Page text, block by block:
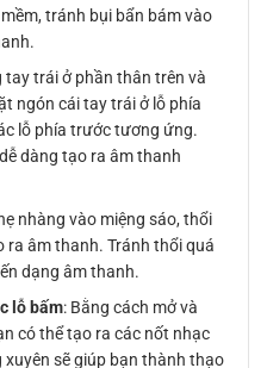
tránh bụi bẩn bám vào
tay trái ở phần thân trên và
ngón cái tay trái ở lỗ phía
lỗ phía trước tương ứng.
dàng tạo ra âm thanh
nhàng vào miệng sáo, thổi
ra âm thanh. Tránh thổi quá
dạng âm thanh.
lỗ bấm: Bằng cách mở và
có thể tạo ra các nốt nhạc
sẽ giúp bạn thành thạo